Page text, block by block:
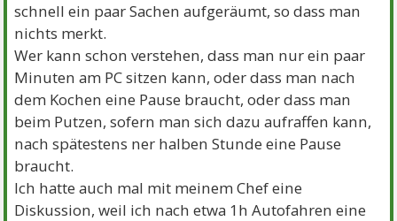
schnell ein paar Sachen aufgeräumt, so dass man
nichts merkt.
Wer kann schon verstehen, dass man nur ein paar
Minuten am PC sitzen kann, oder dass man nach
dem Kochen eine Pause braucht, oder dass man
beim Putzen, sofern man sich dazu aufraffen kann,
nach spätestens ner halben Stunde eine Pause
braucht.
Ich hatte auch mal mit meinem Chef eine
Diskussion, weil ich nach etwa 1h Autofahren eine